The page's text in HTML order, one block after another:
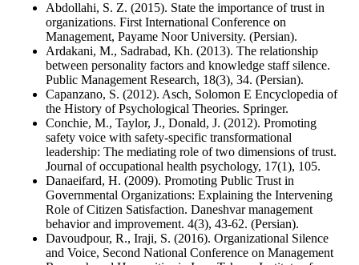
Abdollahi, S. Z. (2015). State the importance of trust in
organizations. First International Conference on
Management, Payame Noor University. (Persian).
Ardakani, M., Sadrabad, Kh. (2013). The relationship
between personality factors and knowledge staff silence.
Public Management Research, 18(3), 34. (Persian).
Capanzano, S. (2012). Asch, Solomon E Encyclopedia of
the History of Psychological Theories. Springer.
Conchie, M., Taylor, J., Donald, J. (2012). Promoting
safety voice with safety-specific transformational
leadership: The mediating role of two dimensions of trust.
Journal of occupational health psychology, 17(1), 105.
Danaeifard, H. (2009). Promoting Public Trust in
Governmental Organizations: Explaining the Intervening
Role of Citizen Satisfaction. Daneshvar management
behavior and improvement. 4(3), 43-62. (Persian).
Davoudpour, R., Iraji, S. (2016). Organizational Silence
and Voice, Second National Conference on Management